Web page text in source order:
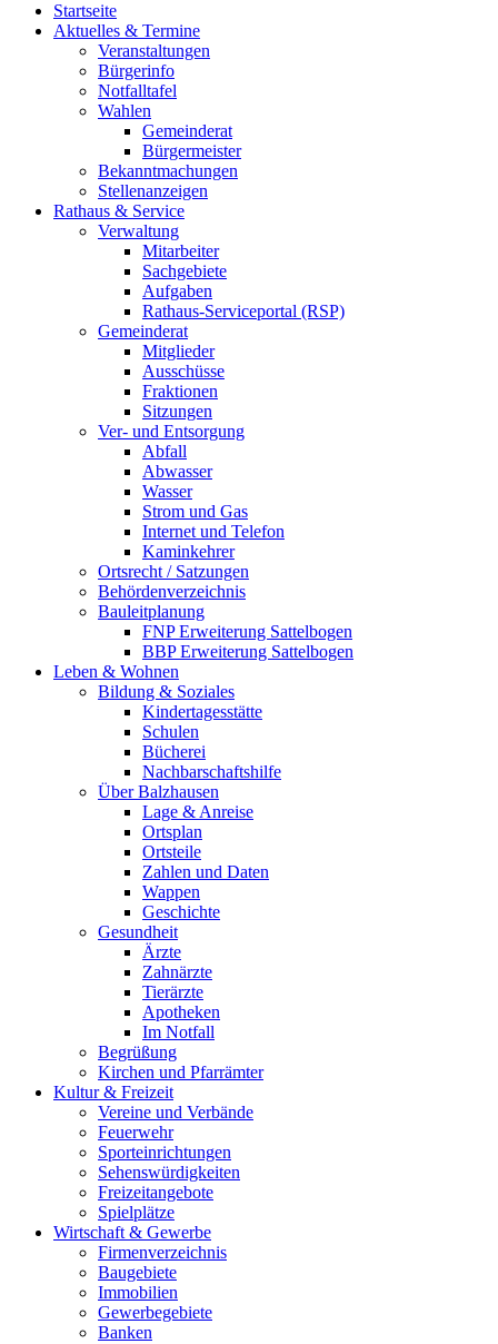
Startseite
Aktuelles & Termine
Veranstaltungen
Bürgerinfo
Notfalltafel
Wahlen
Gemeinderat
Bürgermeister
Bekanntmachungen
Stellenanzeigen
Rathaus & Service
Verwaltung
Mitarbeiter
Sachgebiete
Aufgaben
Rathaus-Serviceportal (RSP)
Gemeinderat
Mitglieder
Ausschüsse
Fraktionen
Sitzungen
Ver- und Entsorgung
Abfall
Abwasser
Wasser
Strom und Gas
Internet und Telefon
Kaminkehrer
Ortsrecht / Satzungen
Behördenverzeichnis
Bauleitplanung
FNP Erweiterung Sattelbogen
BBP Erweiterung Sattelbogen
Leben & Wohnen
Bildung & Soziales
Kindertagesstätte
Schulen
Bücherei
Nachbarschaftshilfe
Über Balzhausen
Lage & Anreise
Ortsplan
Ortsteile
Zahlen und Daten
Wappen
Geschichte
Gesundheit
Ärzte
Zahnärzte
Tierärzte
Apotheken
Im Notfall
Begrüßung
Kirchen und Pfarrämter
Kultur & Freizeit
Vereine und Verbände
Feuerwehr
Sporteinrichtungen
Sehenswürdigkeiten
Freizeitangebote
Spielplätze
Wirtschaft & Gewerbe
Firmenverzeichnis
Baugebiete
Immobilien
Gewerbegebiete
Banken